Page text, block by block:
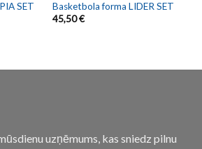
SET
Basketbola forma LIDER SET
45,50€
uzņēmums, kas sniedz pilnu